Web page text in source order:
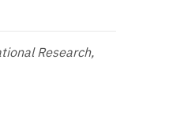
Research,